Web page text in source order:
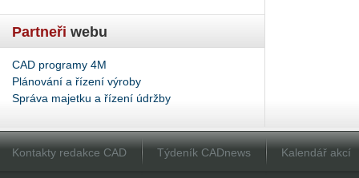
Partneři webu
CAD programy 4M
Plánování a řízení výroby
Správa majetku a řízení údržby
Kontakty redakce CAD Týdeník CADnews Kalendář akcí